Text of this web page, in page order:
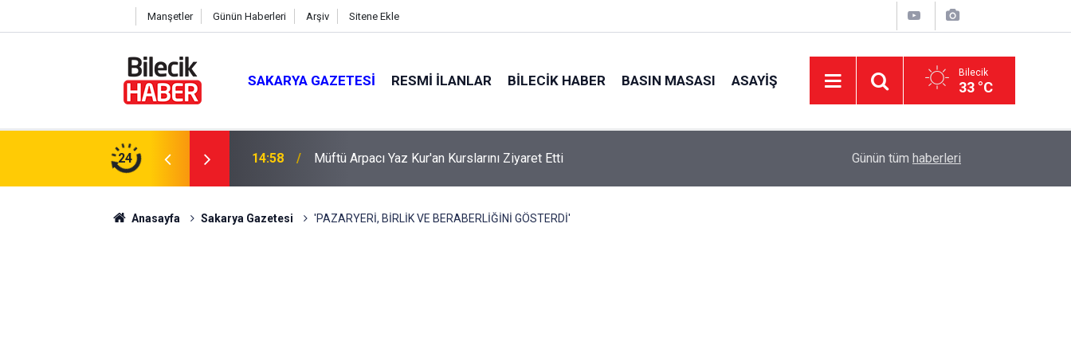
Manşetler Günün Haberleri Arşiv Sitene Ekle
SAKARYA GAZETESI RESMI İLANLAR BILECIK HABER BASIN MASASI ASAYIŞ Bilecik
33 °C
24 14:58 Müftü Arpacı Yaz Kur'an Kurslarını Ziyaret Etti Kaymakam Titiz, İncelemelerde Bulundu
Günün tüm haberleri
Anasayfa Sakarya Gazetesi 'PAZARYERİ, BİRLİK VE BERABERLİĞİNİ GÖSTERDİ'